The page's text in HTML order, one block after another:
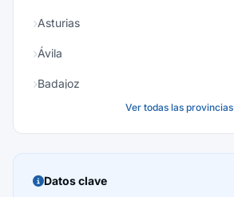
Asturias
Ávila
Badajoz
Burgos
Ver todas las provincias
Datos clave